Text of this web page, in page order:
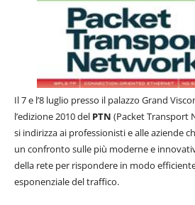
Il 7 e l’8 luglio presso il palazzo Grand
l’edizione 2010 del PTN (Packet Transport
si indirizza ai professionisti e alle aziende
un confronto sulle più moderne e
della rete per rispondere in modo
esponenziale del traffico.